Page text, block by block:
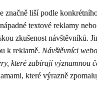
značně liší podle
textové reklamy
zkušenost návštěvníků.
k reklamě. Návštěvníci
které zabírají významnou
které výrazně